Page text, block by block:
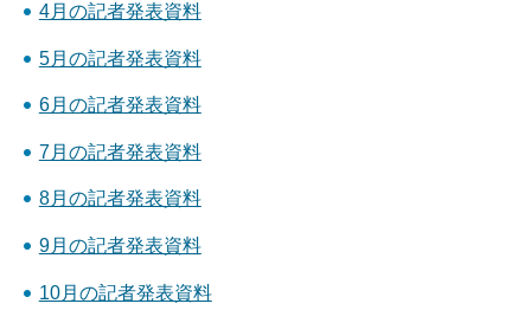
4月の記者発表資料
5月の記者発表資料
6月の記者発表資料
7月の記者発表資料
8月の記者発表資料
9月の記者発表資料
10月の記者発表資料